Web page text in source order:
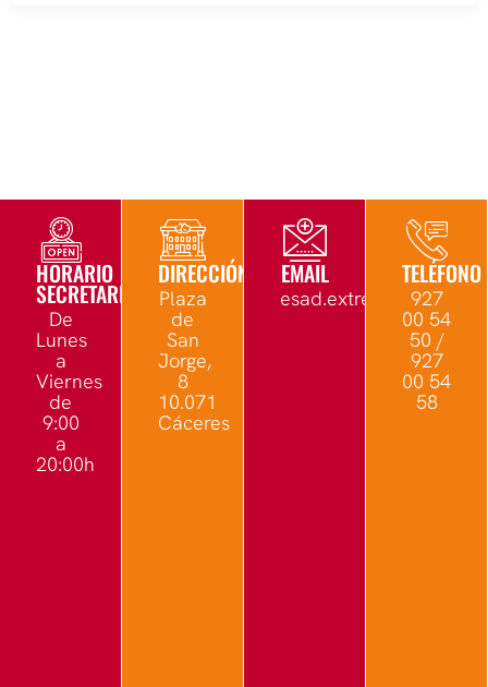
HORARIO
SECRETARÍA
De
Lunes
a
Viernes
de
9:00
a
20:00h
DIRECCIÓN
Plaza
de
San
Jorge,
8
10.071
Cáceres
EMAIL TELÉFONO
927
00 54
50 /
927
00 54
58